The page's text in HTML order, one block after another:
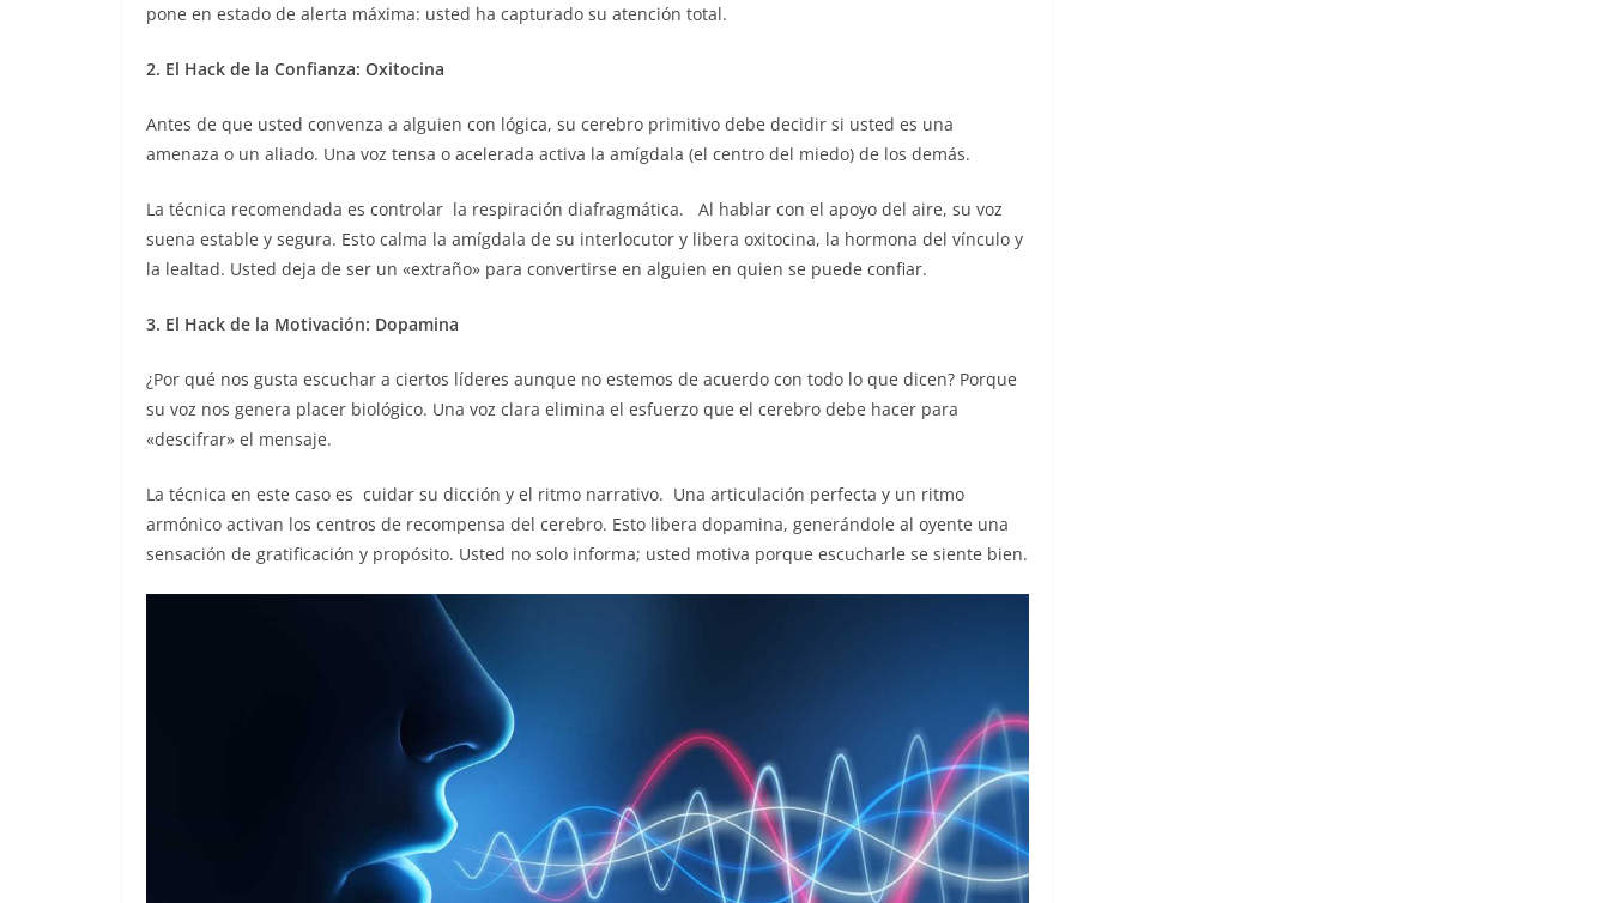
pone en estado de alerta máxima: usted ha capturado su atención total.
2. El Hack de la Confianza: Oxitocina
Antes de que usted convenza a alguien con lógica, su cerebro primitivo debe decidir si usted es una
amenaza o un aliado. Una voz tensa o acelerada activa la amígdala (el centro del miedo) de los demás.
La técnica recomendada es controlar la respiración diafragmática. Al hablar con el apoyo del aire, su voz
suena estable y segura. Esto calma la amígdala de su interlocutor y libera oxitocina, la hormona del vínculo y
la lealtad. Usted deja de ser un «extraño» para convertirse en alguien en quien se puede confiar.
3. El Hack de la Motivación: Dopamina
¿Por qué nos gusta escuchar a ciertos líderes aunque no estemos de acuerdo con todo lo que dicen? Porque
su voz nos genera placer biológico. Una voz clara elimina el esfuerzo que el cerebro debe hacer para
«descifrar» el mensaje.
La técnica en este caso es cuidar su dicción y el ritmo narrativo. Una articulación perfecta y un ritmo
armónico activan los centros de recompensa del cerebro. Esto libera dopamina, generándole al oyente una
sensación de gratificación y propósito. Usted no solo informa; usted motiva porque escucharle se siente bien.